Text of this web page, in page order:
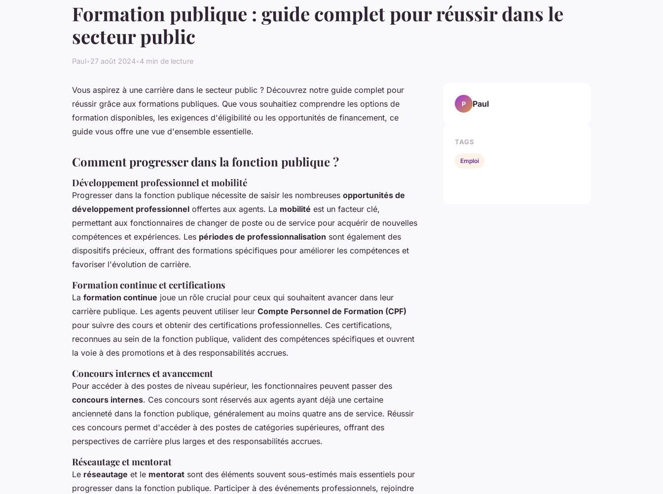
Formation publique : guide complet pour réussir dans le
secteur public
Paul•27 août 2024•4 min de lecture
Vous aspirez à une carrière dans le secteur public ? Découvrez notre guide complet pour
réussir grâce aux formations publiques. Que vous souhaitiez comprendre les options de
formation disponibles, les exigences d'éligibilité ou les opportunités de financement, ce
guide vous offre une vue d'ensemble essentielle.
Comment progresser dans la fonction publique ?
Développement professionnel et mobilité
Progresser dans la fonction publique nécessite de saisir les nombreuses opportunités de
développement professionnel offertes aux agents. La mobilité est un facteur clé,
permettant aux fonctionnaires de changer de poste ou de service pour acquérir de nouvelles
compétences et expériences. Les périodes de professionnalisation sont également des
dispositifs précieux, offrant des formations spécifiques pour améliorer les compétences et
favoriser l'évolution de carrière.
Formation continue et certifications
La formation continue joue un rôle crucial pour ceux qui souhaitent avancer dans leur
carrière publique. Les agents peuvent utiliser leur Compte Personnel de Formation (CPF)
pour suivre des cours et obtenir des certifications professionnelles. Ces certifications,
reconnues au sein de la fonction publique, valident des compétences spécifiques et ouvrent
la voie à des promotions et à des responsabilités accrues.
Concours internes et avancement
Pour accéder à des postes de niveau supérieur, les fonctionnaires peuvent passer des
concours internes. Ces concours sont réservés aux agents ayant déjà une certaine
ancienneté dans la fonction publique, généralement au moins quatre ans de service. Réussir
ces concours permet d'accéder à des postes de catégories supérieures, offrant des
perspectives de carrière plus larges et des responsabilités accrues.
Réseautage et mentorat
Le réseautage et le mentorat sont des éléments souvent sous-estimés mais essentiels pour
progresser dans la fonction publique. Participer à des événements professionnels, rejoindre
P Paul
TAGS
Emploi